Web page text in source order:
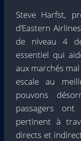
Steve Harfst,
d’Eastern
de niveau 4
essentiel qui
aux marchés
escale au
pouvons
passagers
pertinent à
directs et